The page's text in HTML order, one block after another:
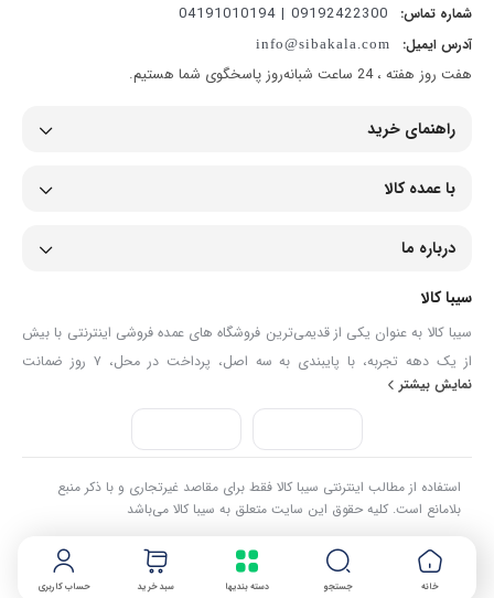
خانه جستجو دسته بندیها سبد خرید حساب کاربری
شماره تماس: 09192422300 | 04191010194
آدرس ایمیل: info@sibakala.com
هفت روز هفته ، 24 ساعت شبانه‌روز پاسخگوی شما هستیم.
راهنمای خرید
با عمده کالا
درباره ما
سیبا کالا
سیبا کالا به عنوان یکی از قدیمی‌ترین فروشگاه های عمده فروشی اینترنتی با بیش
از یک دهه تجربه، با پایبندی به سه اصل، پرداخت در محل، ۷ روز ضمانت
بازگشت کالا و تضمین اصل‌بودن کالا موفق شده تا همگام با فروشگاه‌های معتبر
جهان، به بزرگ‌ترین فروشگاه اینترنتی ایران تبدیل شود. به محض ورود به سایت
سیبا کالا با دنیایی از کالا رو به رو می‌شوید! هر آنچه که نیاز دارید و به ذهن شما
خطور می‌کند در اینجا پیدا خواهید کرد.
نمایش بیشتر
استفاده از مطالب اینترنتی سیبا کالا فقط برای مقاصد غیرتجاری و با ذکر منبع
بلامانع است. کلیه حقوق این سایت متعلق به سیبا کالا می‌باشد